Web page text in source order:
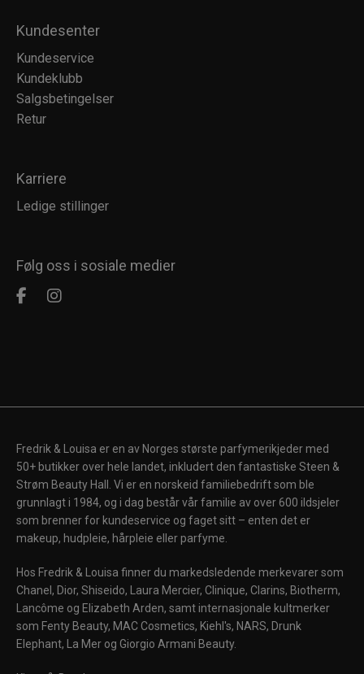
Kundesenter
Kundeservice
Kundeklubb
Salgsbetingelser
Retur
Karriere
Ledige stillinger
Følg oss i sosiale medier
Fredrik & Louisa er en av Norges største parfymerikjeder med
50+ butikker over hele landet, inkludert den fantastiske Steen &
Strøm Beauty Hall. Vi er en norskeid familiebedrift som ble
grunnlagt i 1984, og i dag består vår familie av over 600 ildsjeler
som brenner for kundeservice og faget sitt – enten det er
makeup, hudpleie, hårpleie eller parfyme.
Hos Fredrik & Louisa finner du markedsledende merkevarer som
Chanel, Dior, Shiseido, Laura Mercier, Clinique, Clarins, Biotherm,
Lancôme og Elizabeth Arden, samt internasjonale kultmerker
som Fenty Beauty, MAC Cosmetics, Kiehl's, NARS, Drunk
Elephant, La Mer og Giorgio Armani Beauty.